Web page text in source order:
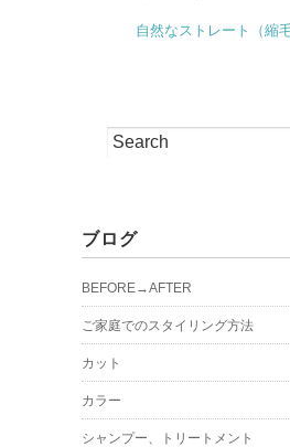
自然なストレート（縮
ブログ
BEFORE→AFTER
ご家庭でのスタイリング方法
カット
カラー
シャンプー、トリートメント